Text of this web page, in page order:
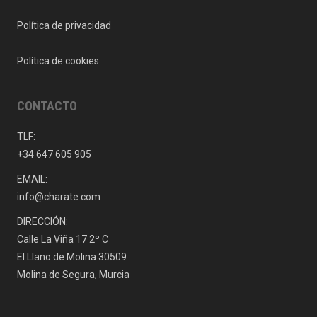
Política de privacidad
Política de cookies
CONTACTO
TLF:
+34 647 605 905
EMAIL:
info@charate.com
DIRECCIÓN:
Calle La Viña 17 2º C
El Llano de Molina 30509
Molina de Segura, Murcia